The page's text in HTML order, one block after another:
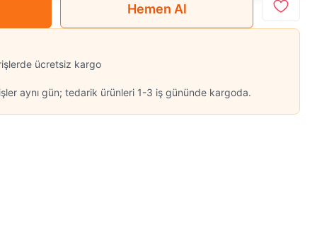
Hemen Al
ücretsiz kargo
aynı gün; tedarik ürünleri 1-3 iş gününde kargoda.